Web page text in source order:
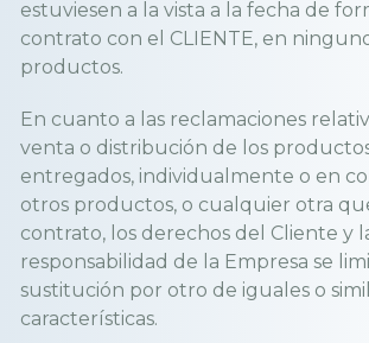
estuviesen a la vista a la fecha de
contrato con el CLIENTE, en
productos.
En cuanto a las reclamaciones
venta o distribución de los
entregados, individualmente o en
otros productos, o cualquier otra
contrato, los derechos del Cliente y
responsabilidad de la Empresa se
sustitución por otro de iguales o
características.